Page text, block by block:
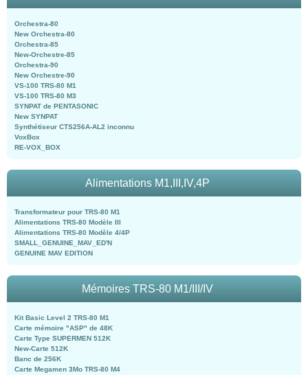
Orchestra-80
New Orchestra-80
Orchestra-85
New-Orchestre-85
Orchestra-90
New Orchestre-90
VS-100 TRS-80 M1
VS-100 TRS-80 M3
SYNPAT de PENTASONIC
New SYNPAT
Synthétiseur CTS256A-AL2 inconnu
VoxBox
RE-VOX_BOX
Alimentations M1,III,IV,4P
Transformateur pour TRS-80 M1
Alimentations TRS-80 Modèle III
Alimentations TRS-80 Modèle 4/4P
SMALL_GENUINE_MAV_ED'N
GENUINE MAV EDITION
Mémoires TRS-80 M1/III/IV
Kit Basic Level 2 TRS-80 M1
Carte mémoire "ASP" de 48K
Carte Type SUPERMEN 512K
New-Carte 512K
Banc de 256K
Carte Megamen 3Mo TRS-80 M4